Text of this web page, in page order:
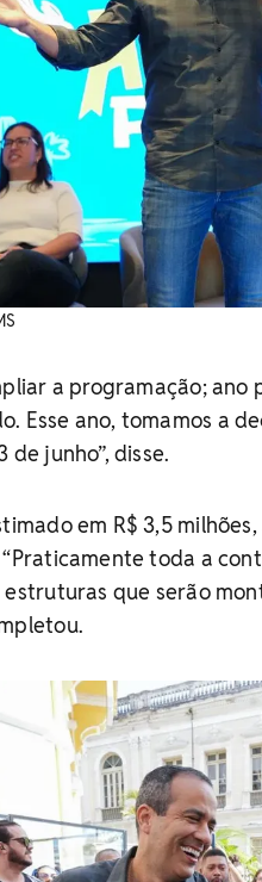
a programação; ano
Esse ano, tomamos a
junho”, disse.
em R$ 3,5
“Praticamente toda a
que serão